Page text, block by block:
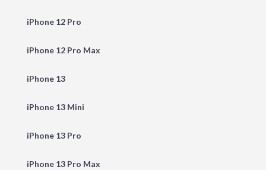
iPhone 12 Pro
iPhone 12 Pro Max
iPhone 13
iPhone 13 Mini
iPhone 13 Pro
iPhone 13 Pro Max